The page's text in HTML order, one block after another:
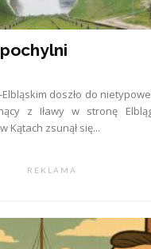
doszło do
z Iławy w stronę
Kątach zsunął się...
R E K L A M A